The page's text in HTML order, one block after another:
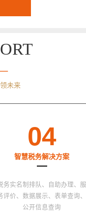
未来
04
智慧税务解决方案
务实名制排队、自助办理、服
评价、数据展示、表单查询、
公开信息查询